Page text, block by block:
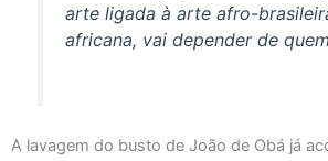
arte ligada à arte afro-
africana, vai depender de
A lavagem do busto de João de Obá já